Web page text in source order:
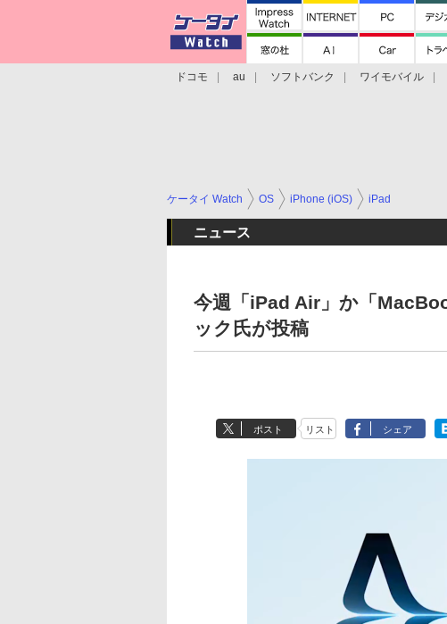
ドコモ au ソフトバンク ワイモバイル
ケータイ Watch OS iPhone (iOS) iPad
ニュース
今週「iPad Air」か「
ック氏が投稿
ポスト リスト シェア